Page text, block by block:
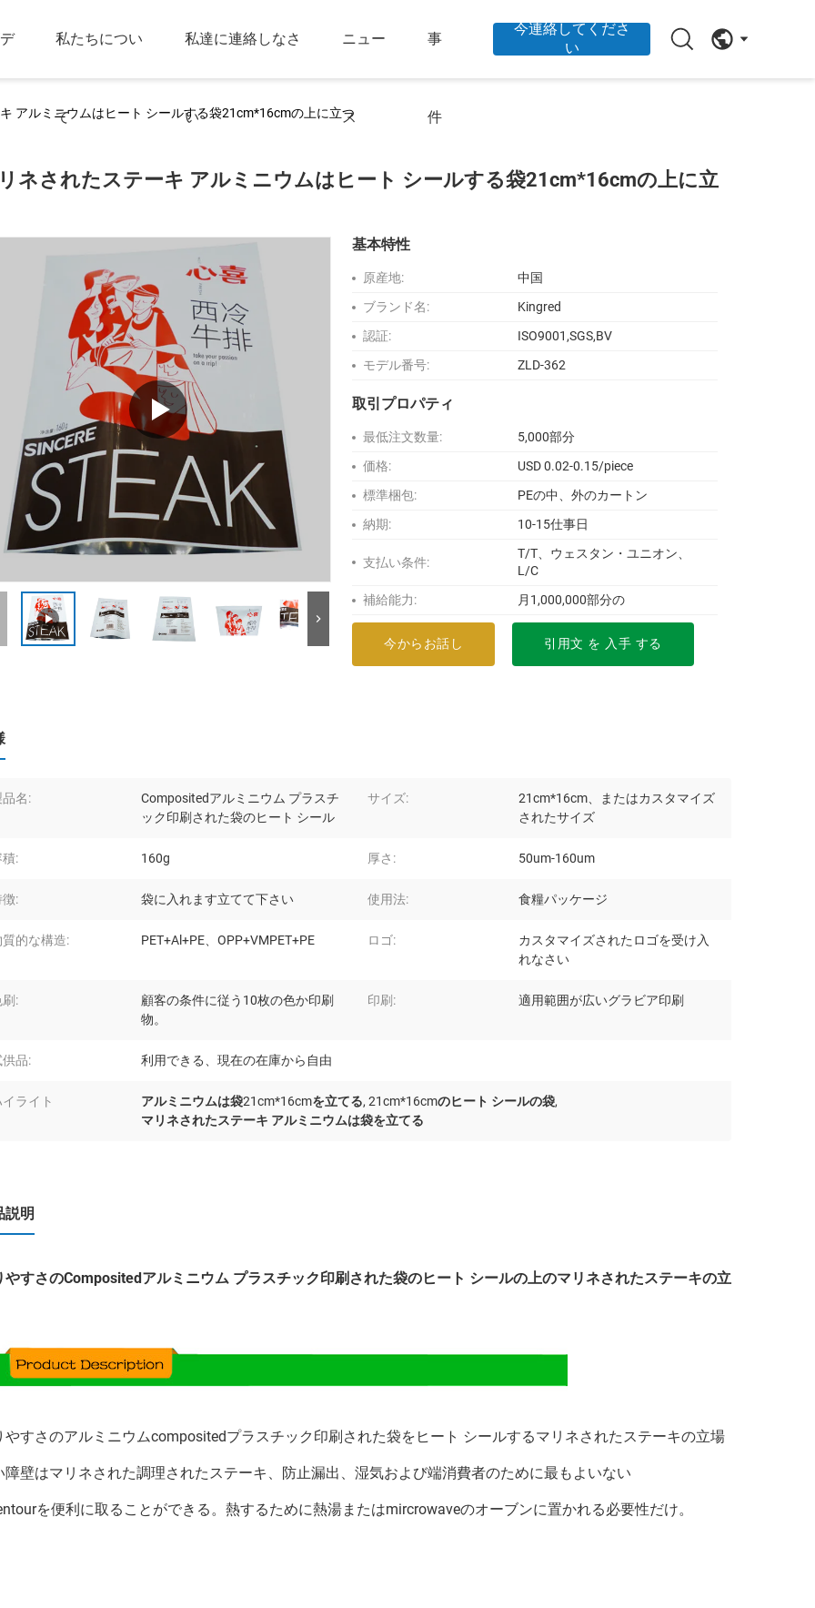
私たちについ
て
私達に連絡しなさ
い
ニュー
ス
事
件
今連絡してくださ
い
アルミニウムはヒート シールする袋21cm*16cmの上に立つ
ネされたステーキ アルミニウムはヒート シールする袋21cm*16cmの上に立
基本特性
原産地:
中国
ブランド名:
Kingred
認証:
ISO9001,SGS,BV
モデル番号:
ZLD-362
取引プロパティ
最低注文数量:
5,000部分
価格:
USD 0.02-0.15/piece
標準梱包:
PEの中、外のカートン
納期:
10-15仕事日
支払い条件:
T/T、ウェスタン・ユニオン、
L/C
補給能力:
月1,000,000部分の
今からお話し 引用文 を 入手 する
品名:
Compositedアルミニウム プラスチ
ック印刷された袋のヒート シール
サイズ:
21cm*16cm、またはカスタマイズ
されたサイズ
積: 160g 厚さ: 50um-160um
徴: 袋に入れます立てて下さい 使用法: 食糧パッケージ
質的な構造: PET+Al+PE、OPP+VMPET+PE ロゴ:
カスタマイズされたロゴを受け入
れなさい
刷:
顧客の条件に従う10枚の色か印刷
物。
印刷: 適用範囲が広いグラビア印刷
供品: 利用できる、現在の在庫から自由
ライト アルミニウムは袋21cm*16cmを立てる, 21cm*16cmのヒート シールの袋,
マリネされたステーキ アルミニウムは袋を立てる
説明
やすさのCompositedアルミニウム プラスチック印刷された袋のヒート シールの上のマリネされたステーキの立
やすさのアルミニウムcompositedプラスチック印刷された袋をヒート シールするマリネされたステーキの立場
障壁はマリネされた調理されたステーキ、防止漏出、湿気および端消費者のために最もよいない
を便利に取ることができる。熱するために熱湯またはmircrowaveのオーブンに置かれる必要性だけ。